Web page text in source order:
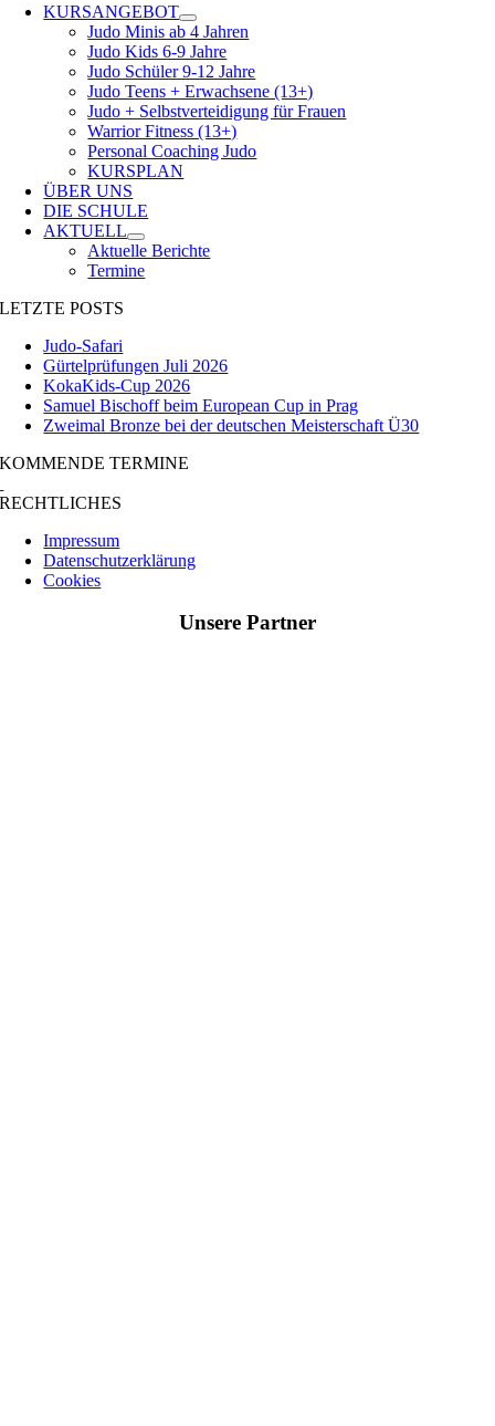
KURSANGEBOT
Judo Minis ab 4 Jahren
Judo Kids 6-9 Jahre
Judo Schüler 9-12 Jahre
Judo Teens + Erwachsene (13+)
Judo + Selbstverteidigung für Frauen
Warrior Fitness (13+)
Personal Coaching Judo
KURSPLAN
ÜBER UNS
DIE SCHULE
AKTUELL
Aktuelle Berichte
Termine
LETZTE POSTS
Judo-Safari
Gürtelprüfungen Juli 2026
KokaKids-Cup 2026
Samuel Bischoff beim European Cup in Prag
Zweimal Bronze bei der deutschen Meisterschaft Ü30
KOMMENDE TERMINE
RECHTLICHES
Impressum
Datenschutzerklärung
Cookies
Unsere Partner